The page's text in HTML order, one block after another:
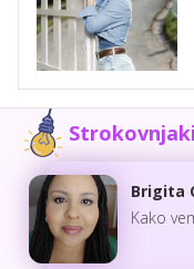
Strokovnjaki
Brigita
Kako